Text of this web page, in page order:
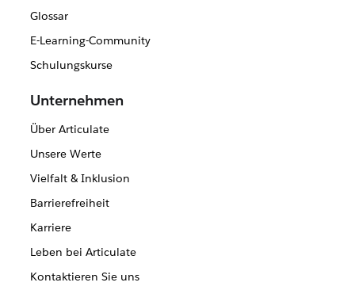
Glossar
E-Learning-Community
Schulungskurse
Unternehmen
Über Articulate
Unsere Werte
Vielfalt & Inklusion
Barrierefreiheit
Karriere
Leben bei Articulate
Kontaktieren Sie uns